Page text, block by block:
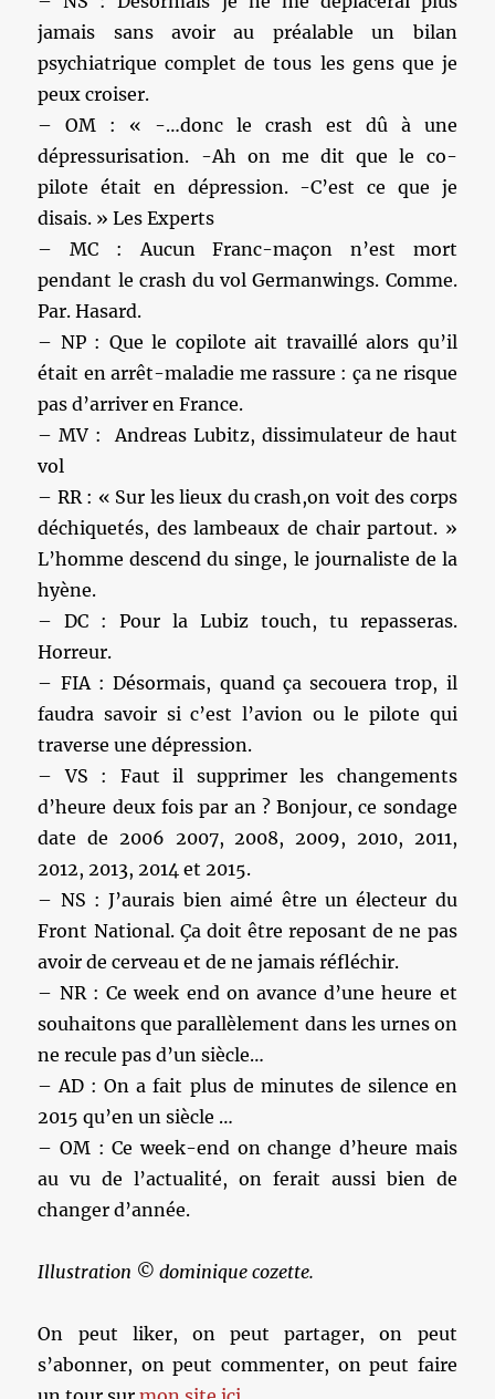
jamais sans avoir au préalable un bilan
psychiatrique complet de tous les gens que je
peux croiser.
– OM : « -…donc le crash est dû à une
dépressurisation. -Ah on me dit que le co-
pilote était en dépression. -C’est ce que je
disais. » Les Experts
– MC : Aucun Franc-maçon n’est mort
pendant le crash du vol Germanwings. Comme.
Par. Hasard.
– NP : Que le copilote ait travaillé alors qu’il
était en arrêt-maladie me rassure : ça ne risque
pas d’arriver en France.
– MV : Andreas Lubitz, dissimulateur de haut
vol
– RR : « Sur les lieux du crash,on voit des corps
déchiquetés, des lambeaux de chair partout. »
L’homme descend du singe, le journaliste de la
hyène.
– DC : Pour la Lubiz touch, tu repasseras.
Horreur.
– FIA : Désormais, quand ça secouera trop, il
faudra savoir si c’est l’avion ou le pilote qui
traverse une dépression.
– VS : Faut il supprimer les changements
d’heure deux fois par an ? Bonjour, ce sondage
date de 2006 2007, 2008, 2009, 2010, 2011,
2012, 2013, 2014 et 2015.
– NS : J’aurais bien aimé être un électeur du
Front National. Ça doit être reposant de ne pas
avoir de cerveau et de ne jamais réfléchir.
– NR : Ce week end on avance d’une heure et
souhaitons que parallèlement dans les urnes on
ne recule pas d’un siècle…
– AD : On a fait plus de minutes de silence en
2015 qu’en un siècle …
– OM : Ce week-end on change d’heure mais
au vu de l’actualité, on ferait aussi bien de
changer d’année.
Illustration © dominique cozette.
On peut liker, on peut partager, on peut
s’abonner, on peut commenter, on peut faire